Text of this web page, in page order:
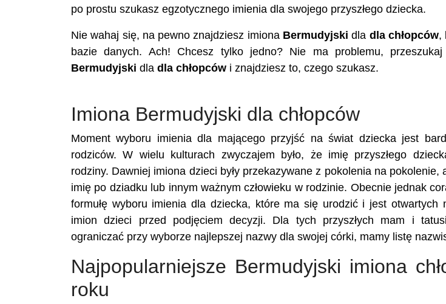
po prostu szukasz egzotycznego imienia dla swojego przyszłego dziecka.
Nie wahaj się, na pewno znajdziesz imiona Bermudyjski dla dla chłopców,
bazie danych. Ach! Chcesz tylko jedno? Nie ma problemu,
Bermudyjski dla dla chłopców i znajdziesz to, czego szukasz.
Imiona Bermudyjski dla chłopców
Moment wyboru imienia dla mającego przyjść na świat dziecka jest
rodziców. W wielu kulturach zwyczajem było, że imię przyszłego
rodziny. Dawniej imiona dzieci były przekazywane z pokolenia na pokolenie,
imię po dziadku lub innym ważnym człowieku w rodzinie. Obecnie jednak
formułę wyboru imienia dla dziecka, które ma się urodzić i jest otwartych
imion dzieci przed podjęciem decyzji. Dla tych przyszłych mam i
ograniczać przy wyborze najlepszej nazwy dla swojej córki, mamy listę
Najpopularniejsze Bermudyjski imiona
roku